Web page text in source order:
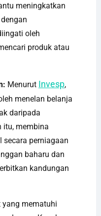
meningkatkan
oleh
produk atau
Menurut Invesp,
menelan belanja
daripada
itu, membina
secara perniagaan
baharu dan
kandungan
mematuhi